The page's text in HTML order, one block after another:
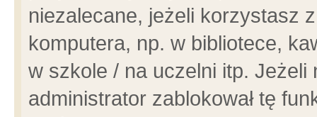
niezalecane, jeżeli korzystasz
komputera, np. w bibliotece,
w szkole / na uczelni itp.
administrator zablokował tę